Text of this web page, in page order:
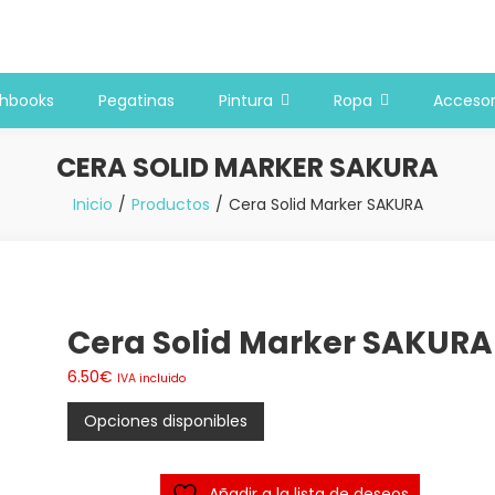
Pegatinas Pintura Ropa
CERA SOLID MARKER SAKURA
Inicio Productos Cera Solid Marker SAKURA
Cera Solid Marker SAKURA
6.50€ IVA incluido
Opciones disponibles